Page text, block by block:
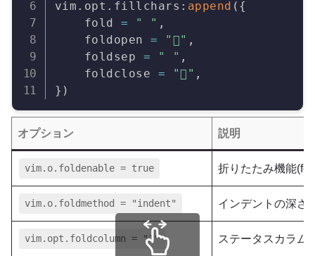
vim . opt . fillchars : append ( {
    fold
= " " ,
    foldopen
= "" ,
    foldsep
= " " ,
    foldclose
= "" ,
} )
オプション 説明
vim.o.foldenable = true 折りたたみ機能
vim.o.foldmethod = "indent" インデントの深さ
vim.opt.foldcolumn = "1" ステータスカラム